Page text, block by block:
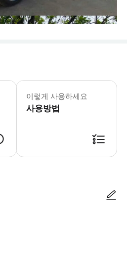
[꼭 알아두세요] ※ 참고 사항 1. 공항
이렇게 사용하세요
사용방법